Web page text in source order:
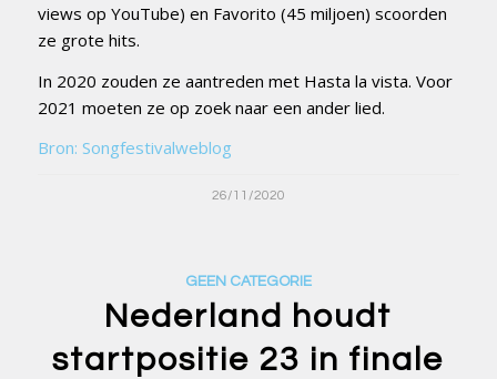
views op YouTube) en Favorito (45 miljoen) scoorden
ze grote hits.
In 2020 zouden ze aantreden met Hasta la vista. Voor
2021 moeten ze op zoek naar een ander lied.
Bron: Songfestivalweblog
26/11/2020
GEEN CATEGORIE
Nederland houdt
startpositie 23 in finale